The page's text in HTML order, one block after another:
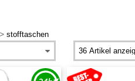
> stofftaschen